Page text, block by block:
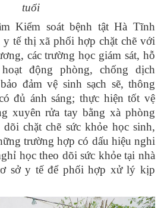
tuổi
Kiểm soát bệnh tật Hà Tĩnh
tế thị xã phối hợp chặt chẽ với
các trường học giám sát, hỗ
động phòng, chống dịch
bảo đảm vệ sinh sạch sẽ, thông
đủ ánh sáng; thực hiện tốt vệ
xuyên rửa tay bằng xà phòng
chặt chẽ sức khỏe học sinh,
trường hợp có dấu hiệu nghi
học theo dõi sức khỏe tại nhà
sở y tế để phối hợp xử lý kịp